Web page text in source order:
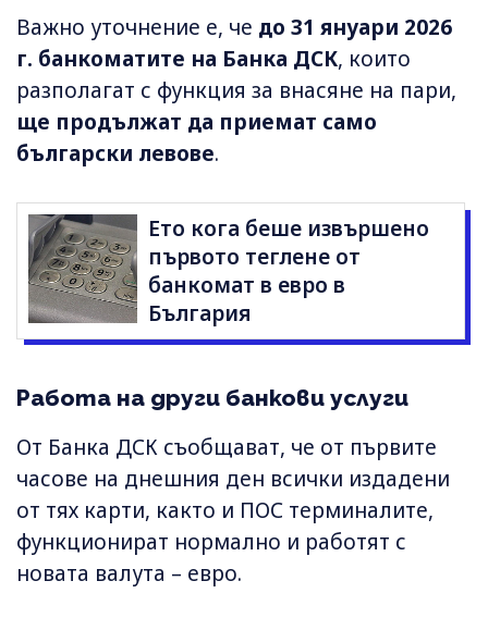
Важно уточнение е, че до 31 януари 2026
г. банкоматите на Банка ДСК, които
разполагат с функция за внасяне на пари,
ще продължат да приемат само
български левове.
Ето кога беше извършено
първото теглене от
банкомат в евро в
България
Работа на други банкови услуги
От Банка ДСК съобщават, че от първите
часове на днешния ден всички издадени
от тях карти, както и ПОС терминалите,
функционират нормално и работят с
новата валута – евро.